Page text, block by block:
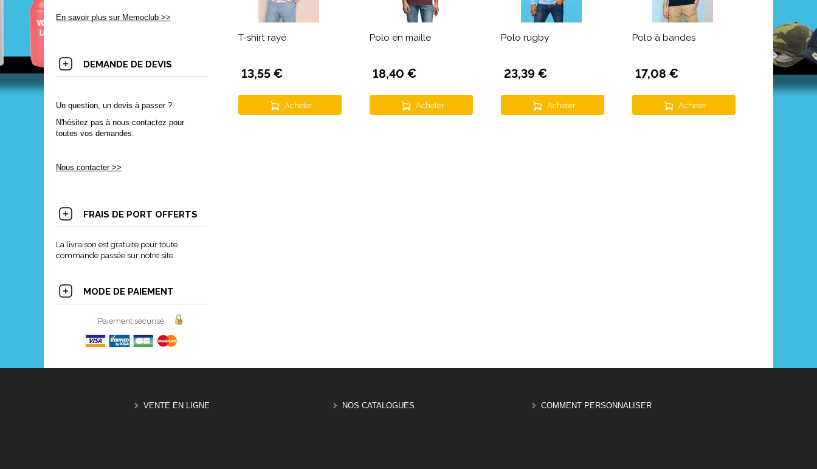
En savoir plus sur Memoclub >>
DEMANDE DE DEVIS
Un question, un devis à passer ?
N'hésitez pas à nous contactez pour
toutes vos demandes.
Nous contacter >>
FRAIS DE PORT OFFERTS
La livraison est gratuite pour toute
commande passée sur notre site.
MODE DE PAIEMENT
Paiement sécurisé
T-shirt rayé
13,55 €
Acheter
Polo en maille
18,40 €
Acheter
Polo rugby
23,39 €
Acheter
Polo à bandes
17,08 €
Acheter
VENTE EN LIGNE NOS CATALOGUES COMMENT PERSONNALISER